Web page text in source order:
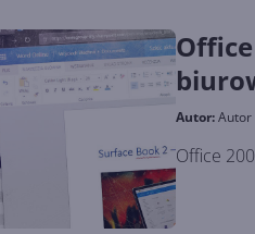
Autor:Autor
Office